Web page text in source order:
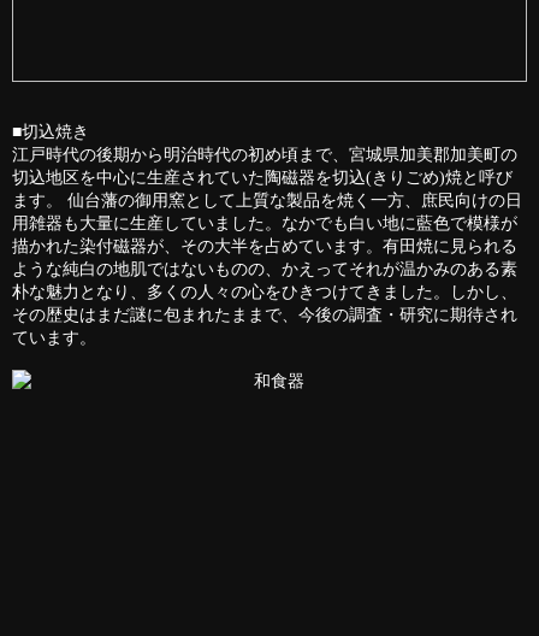
■切込焼き
江戸時代の後期から明治時代の初め頃まで、宮城県加美郡加美町の
切込地区を中心に生産されていた陶磁器を切込(きりごめ)焼と呼び
ます。 仙台藩の御用窯として上質な製品を焼く一方、庶民向けの日
用雑器も大量に生産していました。なかでも白い地に藍色で模様が
描かれた染付磁器が、その大半を占めています。有田焼に見られる
ような純白の地肌ではないものの、かえってそれが温かみのある素
朴な魅力となり、多くの人々の心をひきつけてきました。しかし、
その歴史はまだ謎に包まれたままで、今後の調査・研究に期待され
ています。